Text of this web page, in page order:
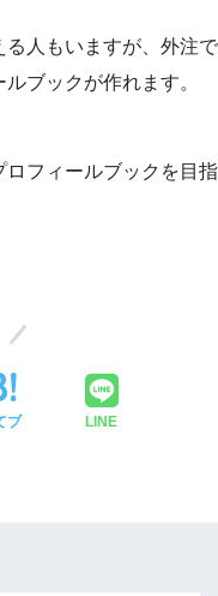
人もいますが、外注で
ブックが作れます。
フィールブックを目指
ブ LINE